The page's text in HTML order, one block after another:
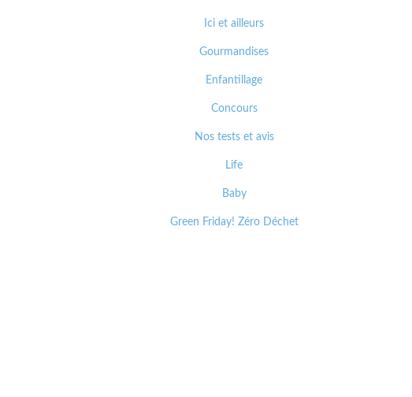
Ici et ailleurs
Gourmandises
Enfantillage
Concours
Nos tests et avis
Life
Baby
Green Friday! Zéro Déchet